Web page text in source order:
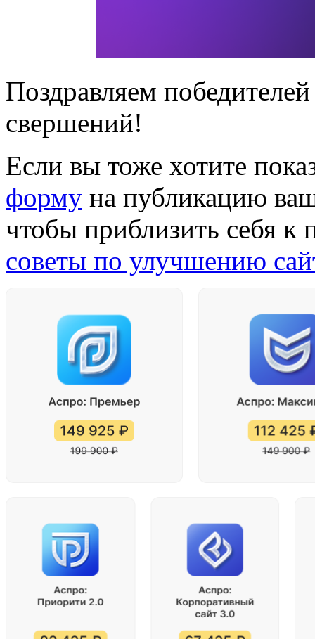
Поздравляем
свершений!
Если вы тоже хотите
форму на публикацию
чтобы приблизить себя к
советы по улучшению